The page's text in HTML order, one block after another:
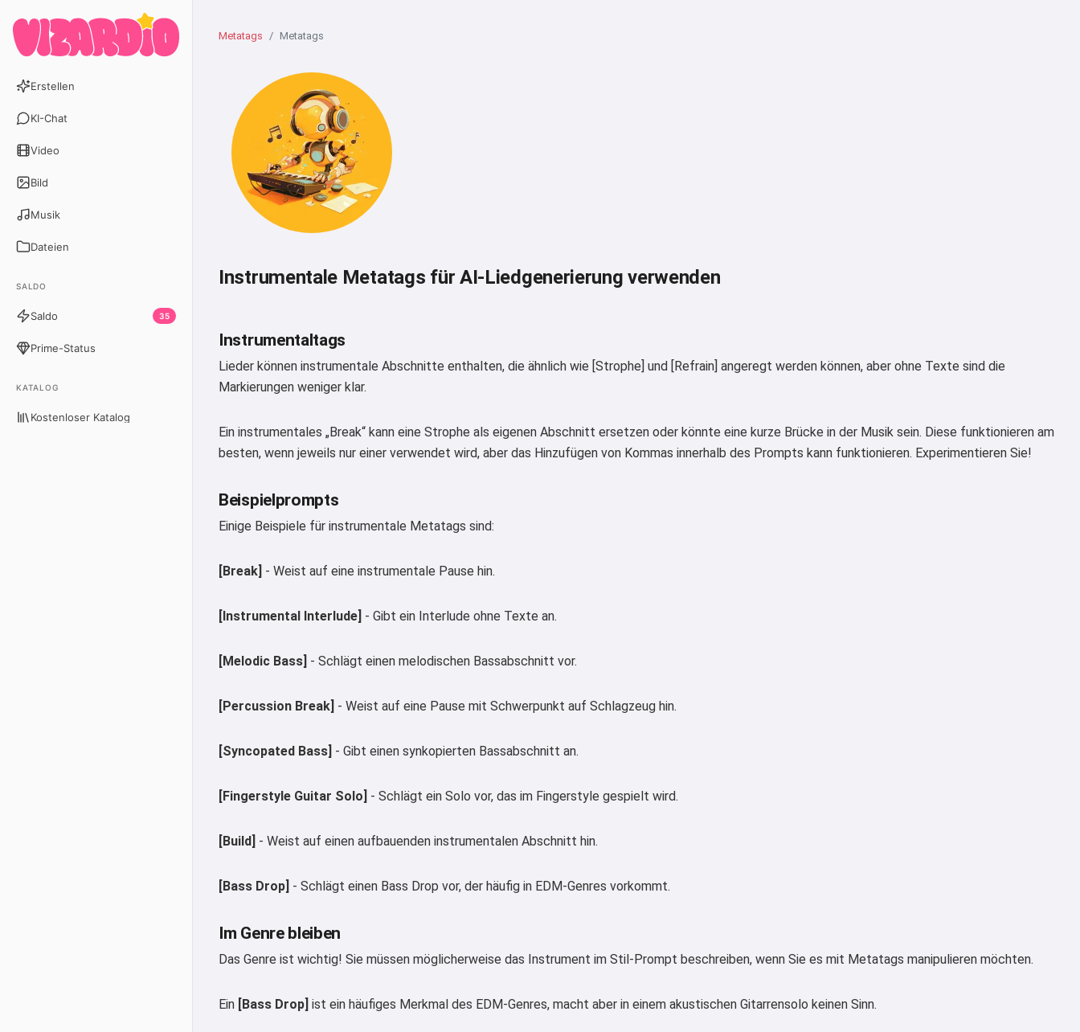
Erstellen
KI-Chat
Video
Bild
Musik
Dateien
SALDO
Saldo 35
Prime-Status
KATALOG
Kostenloser Katalog
Metatags Metatags
Instrumentale Metatags für AI-Liedgenerierung verwenden
Instrumentaltags
Lieder können instrumentale Abschnitte enthalten, die ähnlich wie [Strophe] und [Refrain] angeregt werden können, aber ohne Texte sind die
Markierungen weniger klar.
Ein instrumentales „Break“ kann eine Strophe als eigenen Abschnitt ersetzen oder könnte eine kurze Brücke in der Musik sein. Diese funktionieren am
besten, wenn jeweils nur einer verwendet wird, aber das Hinzufügen von Kommas innerhalb des Prompts kann funktionieren. Experimentieren Sie!
Beispielprompts
Einige Beispiele für instrumentale Metatags sind:
[Break] - Weist auf eine instrumentale Pause hin.
[Instrumental Interlude] - Gibt ein Interlude ohne Texte an.
[Melodic Bass] - Schlägt einen melodischen Bassabschnitt vor.
[Percussion Break] - Weist auf eine Pause mit Schwerpunkt auf Schlagzeug hin.
[Syncopated Bass] - Gibt einen synkopierten Bassabschnitt an.
[Fingerstyle Guitar Solo] - Schlägt ein Solo vor, das im Fingerstyle gespielt wird.
[Build] - Weist auf einen aufbauenden instrumentalen Abschnitt hin.
[Bass Drop] - Schlägt einen Bass Drop vor, der häufig in EDM-Genres vorkommt.
Im Genre bleiben
Das Genre ist wichtig! Sie müssen möglicherweise das Instrument im Stil-Prompt beschreiben, wenn Sie es mit Metatags manipulieren möchten.
Ein [Bass Drop] ist ein häufiges Merkmal des EDM-Genres, macht aber in einem akustischen Gitarrensolo keinen Sinn.
Ich kann Lieder erstellen, Gedichte